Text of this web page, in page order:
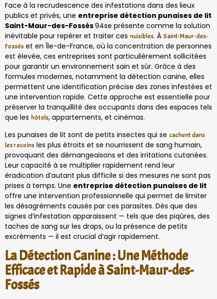
Face à la recrudescence des infestations dans des lieux
publics et privés, une entreprise détection punaises de lit
Saint-Maur-des-Fossés94se présente comme la solution
inévitable pour repérer et traiter ces nuisibles. À Saint-Maur-des-
Fossés et en Île-de-France, où la concentration de personnes
est élevée, ces entreprises sont particulièrement sollicitées
pour garantir un environnement sain et sûr. Grâce à des
formules modernes, notamment la détection canine, elles
permettent une identification précise des zones infestées et
une intervention rapide. Cette approche est essentielle pour
préserver la tranquillité des occupants dans des espaces tels
que les hôtels, appartements, et cinémas.
Les punaises de lit sont de petits insectes qui se cachent dans
les recoins les plus étroits et se nourrissent de sang humain,
provoquant des démangeaisons et des irritations cutanées.
Leur capacité à se multiplier rapidement rend leur
éradication d’autant plus difficile si des mesures ne sont pas
prises à temps. Une entreprise détection punaises de lit
offre une intervention professionnelle qui permet de limiter
les désagréments causés par ces parasites. Dès que des
signes d’infestation apparaissent — tels que des piqûres, des
taches de sang sur les draps, ou la présence de petits
excréments — il est crucial d’agir rapidement.
La Détection Canine : Une Méthode
Efficace et Rapide à Saint-Maur-des-
Fossés